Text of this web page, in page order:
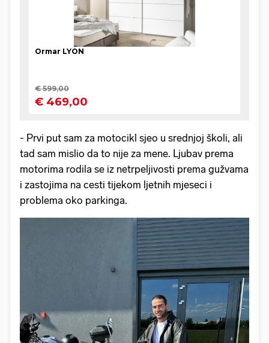
- Prvi put sam za motocikl sjeo u srednjoj školi, ali
tad sam mislio da to nije za mene. Ljubav prema
motorima rodila se iz netrpeljivosti prema gužvama
i zastojima na cesti tijekom ljetnih mjeseci i
problema oko parkinga.